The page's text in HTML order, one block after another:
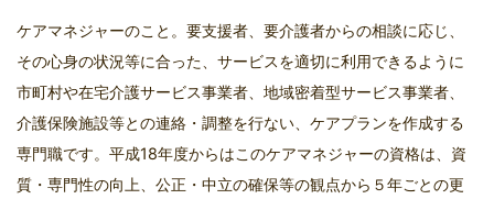
ケアマネジャーのこと。要支援者、要介護者からの相談に応じ、
その心身の状況等に合った、サービスを適切に利用できるように
市町村や在宅介護サービス事業者、地域密着型サービス事業者、
介護保険施設等との連絡・調整を行ない、ケアプランを作成する
専門職です。平成18年度からはこのケアマネジャーの資格は、資
質・専門性の向上、公正・中立の確保等の観点から５年ごとの更